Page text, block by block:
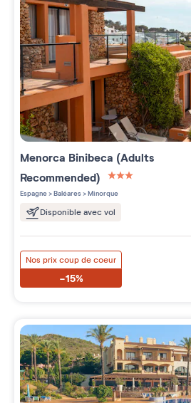
Menorca Binibeca (Adults
Recommended)
3 étoiles sur 5
Espagne>Baléares>Minorque
Disponible avec vol
Nos prix coup de coeur
-15%